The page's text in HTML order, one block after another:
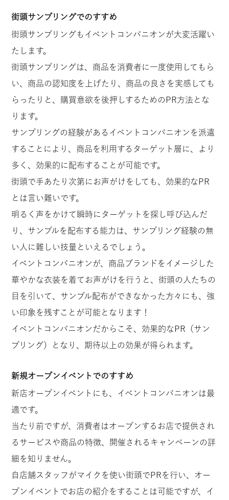
街頭サンプリングでのすすめ
街頭サンプリングもイベントコンパニオンが大変活躍い
たします。
街頭サンプリングは、商品を消費者に一度使用してもら
い、商品の認知度を上げたり、商品の良さを実感しても
らったりと、購買意欲を後押しするためのPR方法とな
ります。
サンプリングの経験があるイベントコンパニオンを派遣
することにより、商品を利用するターゲット層に、より
多く、効果的に配布することが可能です。
街頭で手あたり次第にお声がけをしても、効果的なPR
とは言い難いです。
明るく声をかけて瞬時にターゲットを探し呼び込んだ
り、サンプルを配布する能力は、サンプリング経験の無
い人に難しい技量といえるでしょう。
イベントコンパニオンが、商品ブランドをイメージした
華やかな衣装を着てお声がけを行うと、街頭の人たちの
目を引いて、サンプル配布ができなかった方々にも、強
い印象を残すことが可能となります！
イベントコンパニオンだからこそ、効果的なPR（サン
プリング）となり、期待以上の効果が得られます。
新規オープンイベントでのすすめ
新店オープンイベントにも、イベントコンパニオンは最
適です。
当たり前ですが、消費者はオープンするお店で提供され
るサービスや商品の特徴、開催されるキャンペーンの詳
細を知りません。
自店舗スタッフがマイクを使い街頭でPRを行い、オー
プンイベントでお店の紹介をすることは可能ですが、イ